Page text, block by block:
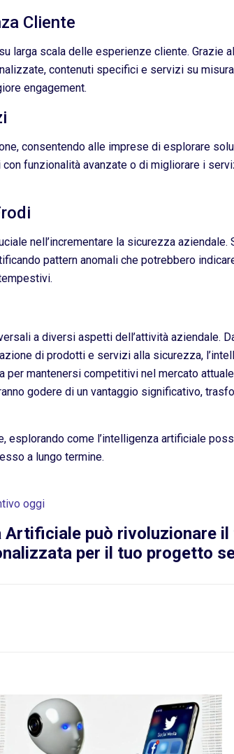
Cliente
larga scala delle esperienze cliente. Grazie
contenuti specifici e servizi su
engagement.
consentendo alle imprese di esplorare
funzionalità avanzate o di migliorare i
nell’incrementare la sicurezza
pattern anomali che potrebbero
a diversi aspetti dell’attività aziendale.
di prodotti e servizi alla sicurezza,
per mantenersi competitivi nel mercato
godere di un vantaggio significativo,
esplorando come l’intelligenza artificiale
a lungo termine.
oggi
Artificiale può rivoluzionare
per il tuo progetto